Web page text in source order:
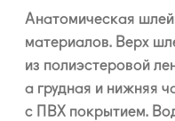
Анатомическая
материалов. Верх
из полиэстеровой
а грудная и нижняя
с ПВХ покрытием.